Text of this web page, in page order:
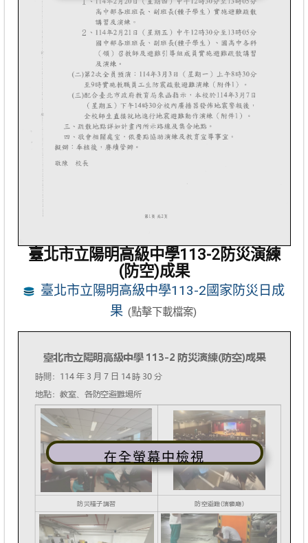
臺北市立陽明高級中學113-2防災演練
(防空)成果
臺北市立陽明高級中學113-2國家防災日成
果 (點擊下載檔案)
在全螢幕中檢視